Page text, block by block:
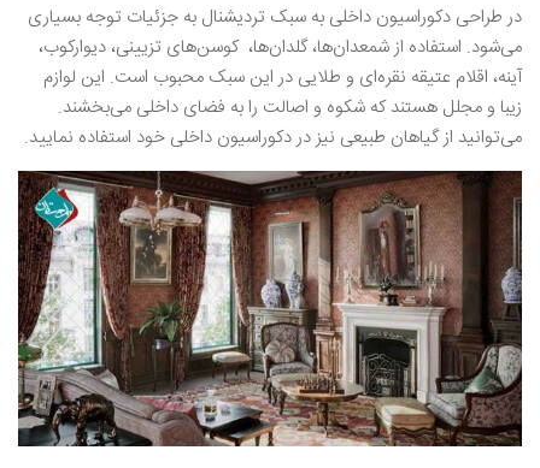
در طراحی دکوراسیون داخلی به سبک تردیشنال به جزئیات توجه بسیاری
می‌شود. استفاده از شمعدان‌ها، گلدان‌ها، کوسن‌های تزیینی، دیوارکوب،
آینه، اقلام عتیقه نقره‌ای و طلایی در این سبک محبوب است. این لوازم
زیبا و مجلل هستند که شکوه و اصالت را به فضای داخلی می‌بخشند.
می‌توانید از گیاهان طبیعی نیز در دکوراسیون داخلی خود استفاده نمایید.